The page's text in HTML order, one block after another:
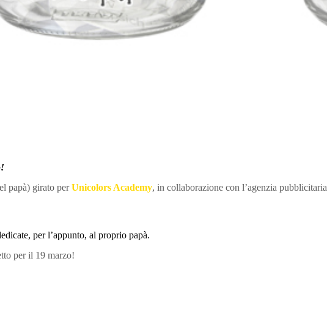
papà) girato perUnicolors Academy, in collaborazione con l’agenzia pubblicitaria
per l’appunto, al proprio papà.
per il 19 marzo!